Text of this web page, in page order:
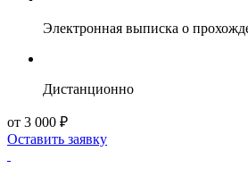
Электронная выписка о
Дистанционно
от 3 000 ₽
Оставить заявку